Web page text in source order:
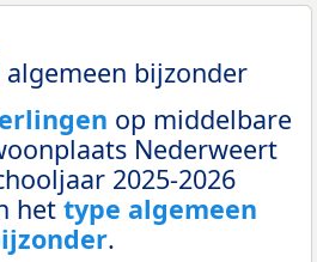
algemeen bijzonder
op middelbare
Nederweert
2025-2026
het type algemeen
.